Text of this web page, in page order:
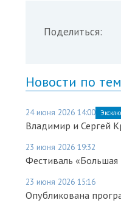
Поделиться:
Новости по
24 июня 2026 14:00
Владимир и Сергей
23 июня 2026 19:32
Фестиваль
23 июня 2026 15:16
Опубликована